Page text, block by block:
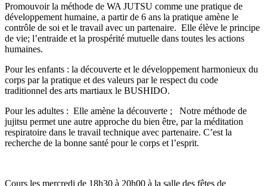
Promouvoir la méthode de WA JUTSU comme une pratique de
développement humaine, a partir de 6 ans la pratique amène le
contrôle de soi et le travail avec un partenaire. Elle élève le principe
de vie; l’entraide et la prospérité mutuelle dans toutes les actions
humaines.
Pour les enfants : la découverte et le développement harmonieux du
corps par la pratique et des valeurs par le respect du code
traditionnel des arts martiaux le BUSHIDO.
Pour les adultes : Elle amène la découverte ; Notre méthode de
jujitsu permet une autre approche du bien être, par la méditation
respiratoire dans le travail technique avec partenaire. C’est la
recherche de la bonne santé pour le corps et l’esprit.
Cours les mercredi de 18h30 à 20h00 à la salle des fêtes de